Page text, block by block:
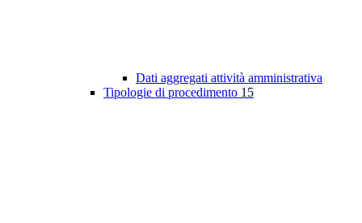
Dati aggregati attività amministrativa
Tipologie di procedimento 15